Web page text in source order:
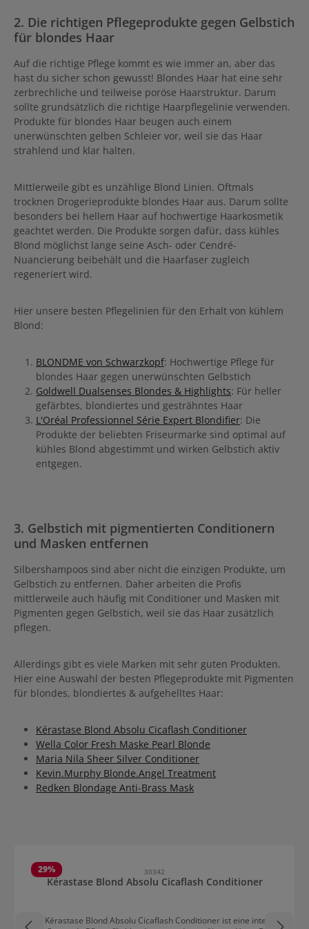
2. Die richtigen Pflegeprodukte gegen Gelbstich
für blondes Haar
Auf die richtige Pflege kommt es wie immer an, aber das
hast du sicher schon gewusst! Blondes Haar hat eine sehr
zerbrechliche und teilweise poröse Haarstruktur. Darum
sollte grundsätzlich die richtige Haarpflegelinie verwenden.
Produkte für blondes Haar beugen auch einem
unerwünschten gelben Schleier vor, weil sie das Haar
strahlend und klar halten.
Mittlerweile gibt es unzählige Blond Linien. Oftmals
trocknen Drogerieprodukte blondes Haar aus. Darum sollte
besonders bei hellem Haar auf hochwertige Haarkosmetik
geachtet werden. Die Produkte sorgen dafür, dass kühles
Blond möglichst lange seine Asch- oder Cendré-
Nuancierung beibehält und die Haarfaser zugleich
regeneriert wird.
Hier unsere besten Pflegelinien für den Erhalt von kühlem
Blond:
BLONDME von Schwarzkopf: Hochwertige Pflege für
blondes Haar gegen unerwünschten Gelbstich
Goldwell Dualsenses Blondes & Highlights: Für heller
gefärbtes, blondiertes und gesträhntes Haar
L'Oréal Professionnel Série Expert Blondifier: Die
Produkte der beliebten Friseurmarke sind optimal auf
kühles Blond abgestimmt und wirken Gelbstich aktiv
entgegen.
3. Gelbstich mit pigmentierten Conditionern
und Masken entfernen
Silbershampoos sind aber nicht die einzigen Produkte, um
Gelbstich zu entfernen. Daher arbeiten die Profis
mittlerweile auch häufig mit Conditioner und Masken mit
Pigmenten gegen Gelbstich, weil sie das Haar zusätzlich
pflegen.
Allerdings gibt es viele Marken mit sehr guten Produkten.
Hier eine Auswahl der besten Pflegeprodukte mit Pigmenten
für blondes, blondiertes & aufgehelltes Haar:
Kérastase Blond Absolu Cicaflash Conditioner
Wella Color Fresh Maske Pearl Blonde
Maria Nila Sheer Silver Conditioner
Kevin.Murphy Blonde.Angel Treatment
Redken Blondage Anti-Brass Mask
29% 30342
Kérastase Blond Absolu Cicaflash Conditioner
Der Kérastase Blond Absolu Cicaflash Conditioner ist eine intensiv